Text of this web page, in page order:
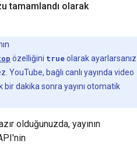
tamamlandı olarak
özelliğini trueolarak ayarlarsanız
YouTube, bağlı canlı yayında video
dakika sonra yayını otomatik
olduğunuzda, yayının